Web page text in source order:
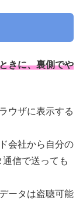
きに、裏側でや
ウザに表示する
会社から自分の
信で送っても
ータは盗聴可能